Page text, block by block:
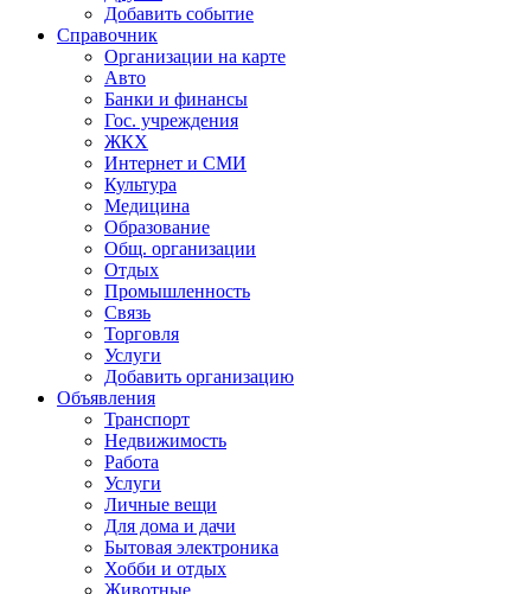
Добавить событие
Справочник
Организации на карте
Авто
Банки и финансы
Гос. учреждения
ЖКХ
Интернет и СМИ
Культура
Медицина
Образование
Общ. организации
Отдых
Промышленность
Связь
Торговля
Услуги
Добавить организацию
Объявления
Транспорт
Недвижимость
Работа
Услуги
Личные вещи
Для дома и дачи
Бытовая электроника
Хобби и отдых
Животные